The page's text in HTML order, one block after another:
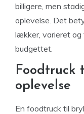
billigere, men
oplevelse. Det
lækker, varieret og
budgettet.
Foodtruck
oplevelse
En foodtruck til